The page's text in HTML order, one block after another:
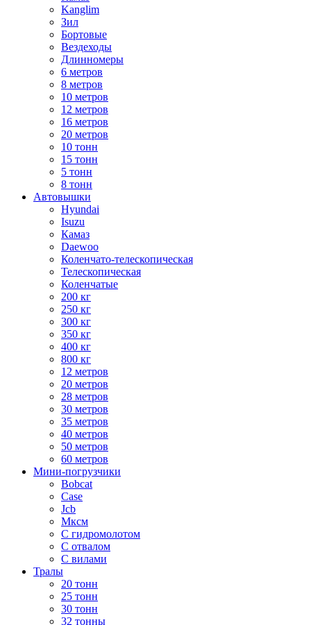
Kanglim
Зил
Бортовые
Вездеходы
Длинномеры
6 метров
8 метров
10 метров
12 метров
16 метров
20 метров
10 тонн
15 тонн
5 тонн
8 тонн
Автовышки
Hyundai
Isuzu
Камаз
Daewoo
Коленчато-телескопическая
Телескопическая
Коленчатые
200 кг
250 кг
300 кг
350 кг
400 кг
800 кг
12 метров
20 метров
28 метров
30 метров
35 метров
40 метров
50 метров
60 метров
Мини-погрузчики
Bobcat
Case
Jcb
Мксм
С гидромолотом
С отвалом
С вилами
Тралы
20 тонн
25 тонн
30 тонн
32 тонны